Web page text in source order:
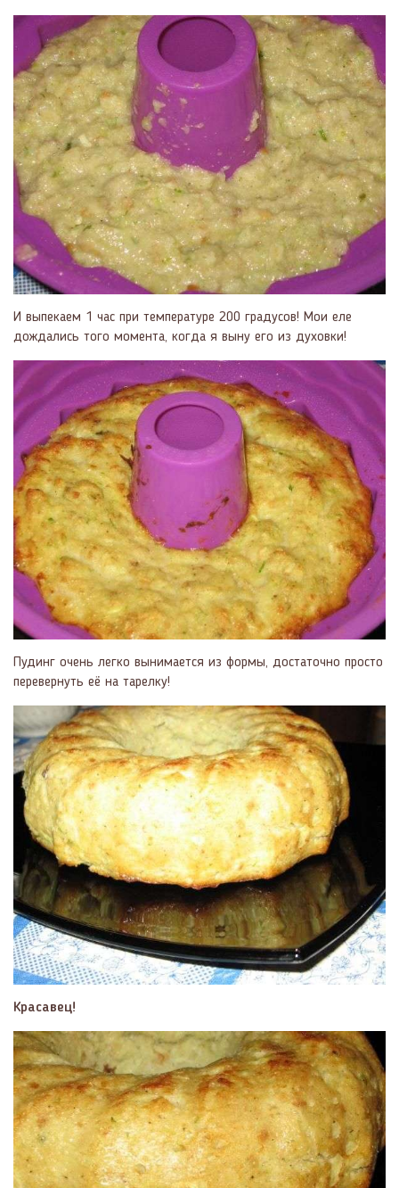
И выпекаем 1 час при температуре 200 градусов! Мои еле
дождались того момента, когда я выну его из духовки!
Пудинг очень легко вынимается из формы, достаточно просто
перевернуть её на тарелку!
Красавец!